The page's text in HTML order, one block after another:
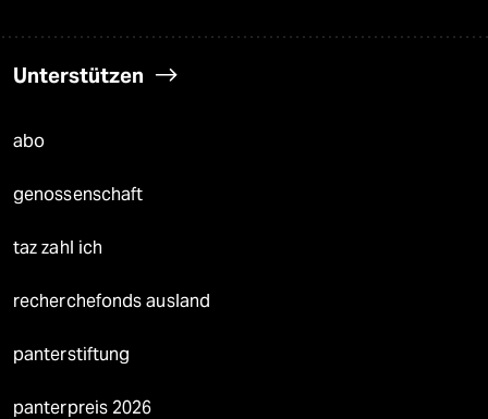
Unterstützen
abo
genossenschaft
taz zahl ich
recherchefonds ausland
panterstiftung
panterpreis 2026